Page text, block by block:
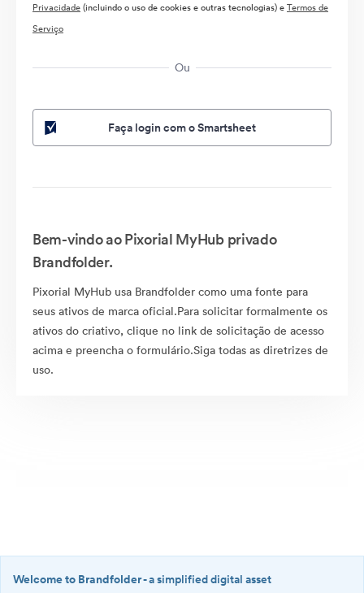
Privacidade(incluindo o uso de cookies e outras tecnologias) eTermos de
Serviço
Ou
Faça login com o Smartsheet
Bem-vindo ao Pixorial MyHub privado
Brandfolder.
Pixorial MyHub usa Brandfolder como uma fonte para
seus ativos de marca oficial.Para solicitar formalmente os
ativos do criativo, clique no link de solicitação de acesso
acima e preencha o formulário.Siga todas as diretrizes de
uso.
Welcome to Brandfolder- a simplified digital asset